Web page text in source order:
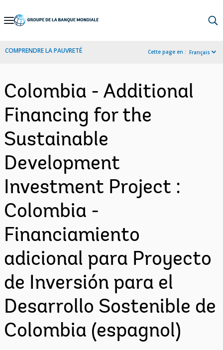
Skip
Navigation
COMPRENDRE LA PAUVRETÉ Cette page en : Français
Colombia - Additional
Financing for the
Sustainable
Development
Investment Project :
Colombia -
Financiamiento
adicional para Proyecto
de Inversión para el
Desarrollo Sostenible de
Colombia (espagnol)